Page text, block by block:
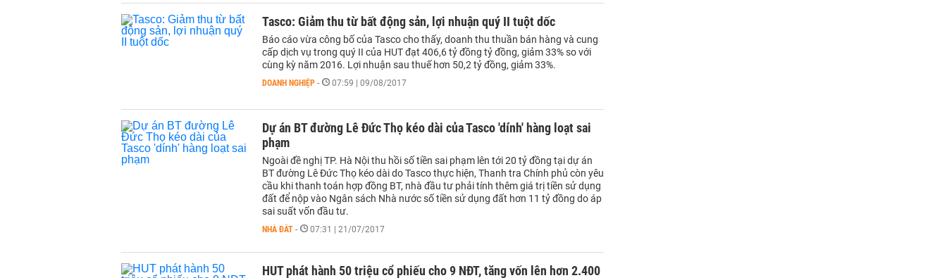
Tasco: Giảm thu từ bất động sản, lợi nhuận quý II tuột dốc
Báo cáo vừa công bố của Tasco cho thấy, doanh thu thuần bán hàng và cung
cấp dịch vụ trong quý II của HUT đạt 406,6 tỷ đồng tỷ đồng, giảm 33% so với
cùng kỳ năm 2016. Lợi nhuận sau thuế hơn 50,2 tỷ đồng, giảm 33%.
DOANH NGHIỆP - 07:59 | 09/08/2017
Dự án BT đường Lê Đức Thọ kéo dài của Tasco 'dính' hàng loạt sai
phạm
Ngoài đề nghị TP. Hà Nội thu hồi số tiền sai phạm lên tới 20 tỷ đồng tại dự án
BT đường Lê Đức Thọ kéo dài do Tasco thực hiện, Thanh tra Chính phủ còn yêu
cầu khi thanh toán hợp đồng BT, nhà đầu tư phải tính thêm giá trị tiền sử dụng
đất để nộp vào Ngân sách Nhà nước số tiền sử dụng đất hơn 11 tỷ đồng do áp
sai suất vốn đầu tư.
NHÀ ĐẤT - 07:31 | 21/07/2017
HUT phát hành 50 triệu cổ phiếu cho 9 NĐT, tăng vốn lên hơn 2.400